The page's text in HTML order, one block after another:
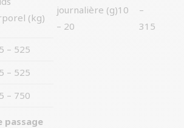
(kg)
journalière (g)10
– 20
–
315
– 525
– 525
– 750
passage